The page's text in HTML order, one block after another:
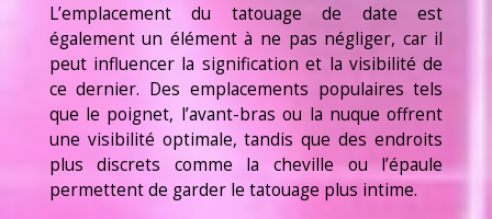
L’emplacement du tatouage de date est
également un élément à ne pas négliger, car il
peut influencer la signification et la visibilité de
ce dernier. Des emplacements populaires tels
que le poignet, l’avant-bras ou la nuque offrent
une visibilité optimale, tandis que des endroits
plus discrets comme la cheville ou l’épaule
permettent de garder le tatouage plus intime.